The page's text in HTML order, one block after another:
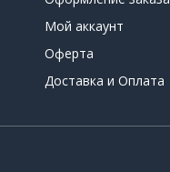
Мой аккаунт
Оферта
Доставка и Оплата